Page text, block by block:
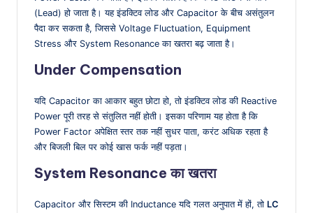
(Lead) हो जाता है। यह इंडक्टिव लोड और Capacitor के बीच असंतुलन
पैदा कर सकता है, जिससे Voltage Fluctuation, Equipment
Stress और System Resonance का खतरा बढ़ जाता है।
Under Compensation
यदि Capacitor का आकार बहुत छोटा हो, तो इंडक्टिव लोड की Reactive
Power पूरी तरह से संतुलित नहीं होती। इसका परिणाम यह होता है कि
Power Factor अपेक्षित स्तर तक नहीं सुधर पाता, करंट अधिक रहता है
और बिजली बिल पर कोई खास फर्क नहीं पड़ता।
System Resonance का खतरा
Capacitor और सिस्टम की Inductance यदि गलत अनुपात में हों, तो LC